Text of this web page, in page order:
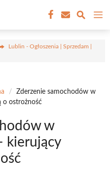
Lublin - Ogłoszenia | Sprzedam |
/
Zderzenie samochodów w
o ostrożność
w
kierujący